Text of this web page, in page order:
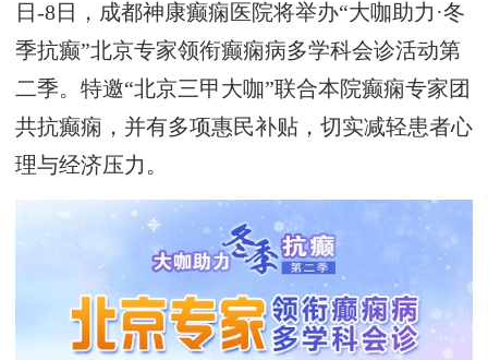
日-8日，成都神康癫痫医院将举办“大咖助力·冬
季抗癫”北京专家领衔癫痫病多学科会诊活动第
二季。特邀“北京三甲大咖”联合本院癫痫专家团
共抗癫痫，并有多项惠民补贴，切实减轻患者心
理与经济压力。